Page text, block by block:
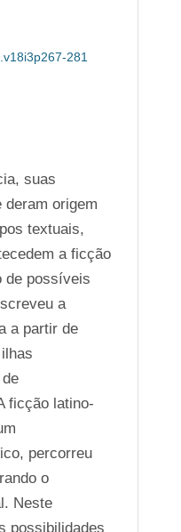
281
suas
deram origem
textuais,
a ficção
de possíveis
a
a partir de
ficção latino-
percorreu
o
Neste
possibilidades